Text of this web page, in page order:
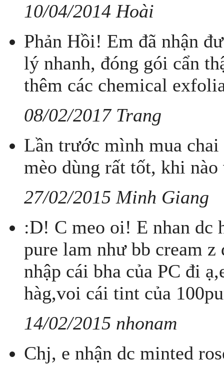
10/04/2014 Hoài
Phản Hồi! Em đã nhận
lý nhanh, đóng gói cẩn
thêm các chemical
08/02/2017 Trang
Lần trước mình mua
mèo dùng rất tốt, khi
27/02/2015 Minh Giang
:D! C meo oi! E nhan dc
pure lam như bb cream
nhập cái bha của PC đi
hàg,voi cái tint của
14/02/2015 nhonam
Chj, e nhận dc minted